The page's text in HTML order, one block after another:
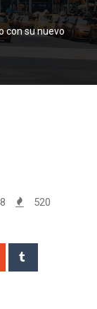
con su nuevo
520
StumbleUpon